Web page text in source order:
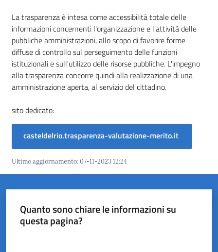
Servizi
on-
line
Tutti
argomenti
La trasparenza è intesa come accessibilità totale delle
informazioni concernenti l'organizzazione e l'attività delle
pubbliche amministrazioni, allo scopo di favorire forme
diffuse di controllo sul perseguimento delle funzioni
istituzionali e sull'utilizzo delle risorse pubbliche. L'impegno
alla trasparenza concorre quindi alla realizzazione di una
amministrazione aperta, al servizio del cittadino.
sito dedicato:
casteldelrio.trasparenza-valutazione-merito.it
Ultimo aggiornamento:07-11-2023 12:24
Quanto sono chiare le informazioni su
questa pagina?